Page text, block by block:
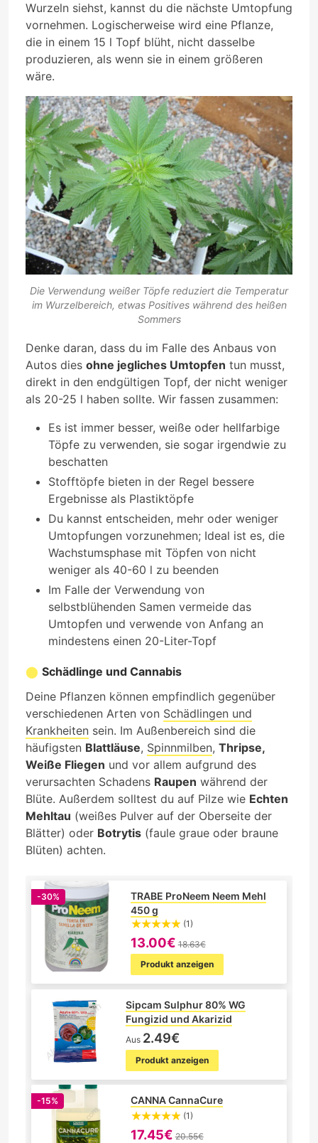
Wurzeln siehst, kannst du die nächste Umtopfung
vornehmen. Logischerweise wird eine Pflanze,
die in einem 15 l Topf blüht, nicht dasselbe
produzieren, als wenn sie in einem größeren
wäre.
Die Verwendung weißer Töpfe reduziert die Temperatur
im Wurzelbereich, etwas Positives während des heißen
Sommers
Denke daran, dass du im Falle des Anbaus von
Autos dies ohne jegliches Umtopfen tun musst,
direkt in den endgültigen Topf, der nicht weniger
als 20-25 l haben sollte. Wir fassen zusammen:
Es ist immer besser, weiße oder hellfarbige
Töpfe zu verwenden, sie sogar irgendwie zu
beschatten
Stofftöpfe bieten in der Regel bessere
Ergebnisse als Plastiktöpfe
Du kannst entscheiden, mehr oder weniger
Umtopfungen vorzunehmen; Ideal ist es, die
Wachstumsphase mit Töpfen von nicht
weniger als 40-60 l zu beenden
Im Falle der Verwendung von
selbstblühenden Samen vermeide das
Umtopfen und verwende von Anfang an
mindestens einen 20-Liter-Topf
Schädlinge und Cannabis
Deine Pflanzen können empfindlich gegenüber
verschiedenen Arten von Schädlingen und
Krankheiten sein. Im Außenbereich sind die
häufigsten Blattläuse, Spinnmilben, Thripse,
Weiße Fliegen und vor allem aufgrund des
verursachten Schadens Raupen während der
Blüte. Außerdem solltest du auf Pilze wie Echten
Mehltau (weißes Pulver auf der Oberseite der
Blätter) oder Botrytis (faule graue oder braune
Blüten) achten.
-30%
TRABE ProNeem Neem Mehl
450 g
(1)
13.00€ 18.63€
Produkt anzeigen
Sipcam Sulphur 80% WG
Fungizid und Akarizid
Aus 2.49€
Produkt anzeigen
-15% CANNA CannaCure
(1)
17.45€ 20.55€